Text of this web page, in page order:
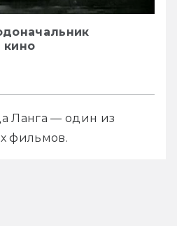
кино
Ланга — один из
фильмов.